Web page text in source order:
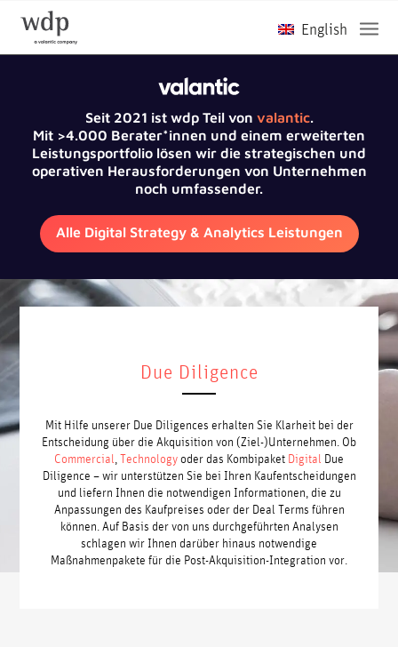
Seit 2021 ist wdp Teil von valantic.
Mit >4.000 Berater*innen und einem erweiterten
Leistungsportfolio lösen wir die strategischen und
operativen Herausforderungen von Unternehmen
noch umfassender.
Alle Digital Strategy & Analytics Leistungen
Due Diligence
Mit Hilfe unserer Due Diligences erhalten Sie Klarheit bei der
Entscheidung über die Akquisition von (Ziel-)Unternehmen. Ob
Commercial Technologyoder das Kombipaket Digital Due
Diligence – wir unterstützen Sie bei Ihren Kaufentscheidungen
und liefern Ihnen die notwendigen Informationen, die zu
Anpassungen des Kaufpreises oder der Deal Terms führen
können. Auf Basis der von uns durchgeführten Analysen
schlagen wir Ihnen darüber hinaus notwendige
Maßnahmenpakete für die Post-Akquisition-Integration vor.